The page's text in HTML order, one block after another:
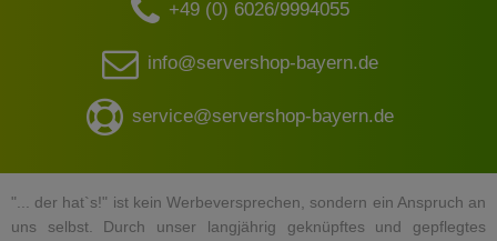
+49 (0) 6026/9994055
info@servershop-bayern.de
service@servershop-bayern.de
"... der hat`s!" ist kein Werbeversprechen, sondern ein Anspruch an
uns selbst. Durch unser langjährig geknüpftes und gepflegtes